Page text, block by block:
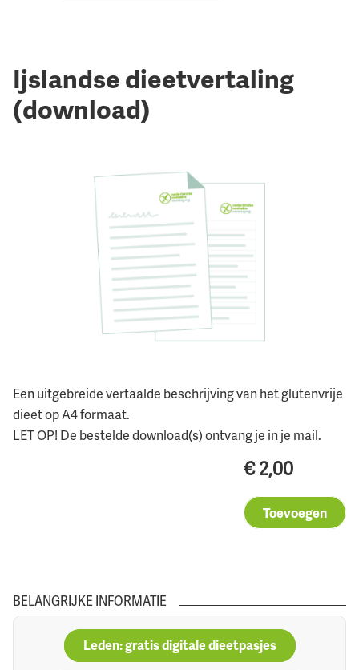
Ijslandse dieetvertaling
(download)
Een uitgebreide vertaalde beschrijving van het glutenvrije
dieet op A4 formaat.
LET OP! De bestelde download(s) ontvang je in je mail.
€2,00
Toevoegen
BELANGRIJKE INFORMATIE
Leden: gratis digitale dieetpasjes